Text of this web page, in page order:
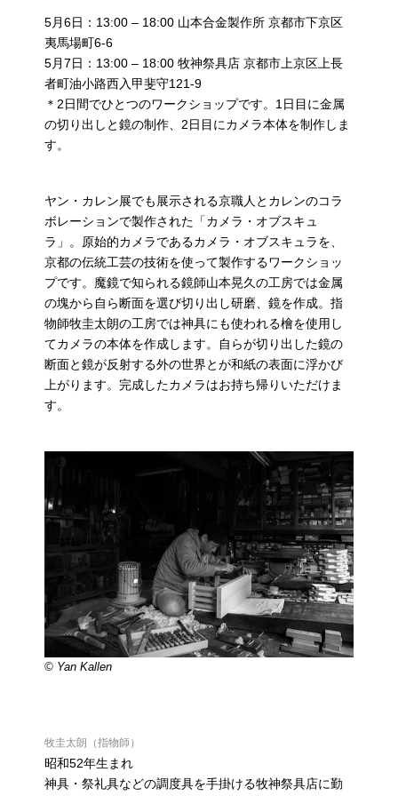
5月6日：13:00 – 18:00 山本合金製作所 京都市下京区
夷馬場町6-6
5月7日：13:00 – 18:00 牧神祭具店 京都市上京区上長
者町油小路西入甲斐守121-9
＊2日間でひとつのワークショップです。1日目に金属
の切り出しと鏡の制作、2日目にカメラ本体を制作しま
す。
ヤン・カレン展でも展示される京職人とカレンのコラ
ボレーションで製作された「カメラ・オブスキュ
ラ」。原始的カメラであるカメラ・オブスキュラを、
京都の伝統工芸の技術を使って製作するワークショッ
プです。魔鏡で知られる鏡師山本晃久の工房では金属
の塊から自ら断面を選び切り出し研磨、鏡を作成。指
物師牧圭太朗の工房では神具にも使われる檜を使用し
てカメラの本体を作成します。自らが切り出した鏡の
断面と鏡が反射する外の世界とが和紙の表面に浮かび
上がります。完成したカメラはお持ち帰りいただけま
す。
© Yan Kallen
牧圭太朗（指物師）
昭和52年生まれ
神具・祭礼具などの調度具を手掛ける牧神祭具店に勤